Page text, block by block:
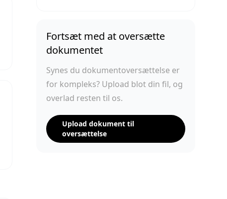
Fortsæt med at oversætte
dokumentet
Synes du dokumentoversættelse er
for kompleks? Upload blot din fil, og
overlad resten til os.
Upload dokument til
oversættelse